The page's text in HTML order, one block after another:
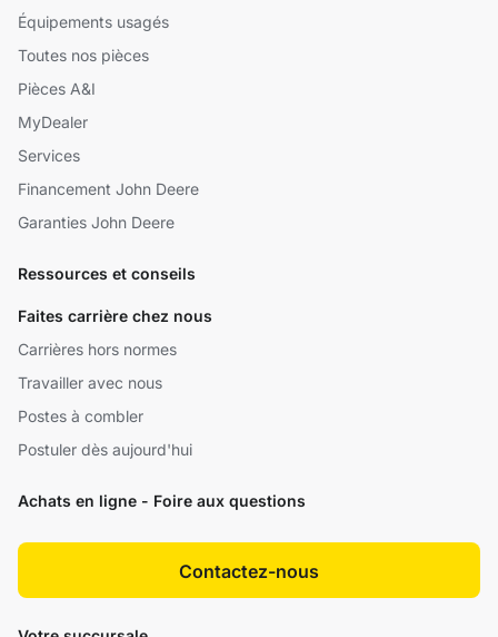
Équipements usagés
Toutes nos pièces
Pièces A&I
MyDealer
Services
Financement John Deere
Garanties John Deere
Ressources et conseils
Faites carrière chez nous
Carrières hors normes
Travailler avec nous
Postes à combler
Postuler dès aujourd'hui
Achats en ligne - Foire aux questions
Contactez-nous